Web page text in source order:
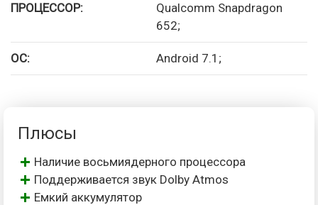
ПРОЦЕССОР:
Qualcomm Snapdragon
652;
ОС: Android 7.1;
Плюсы
Наличие восьмиядерного процессора
Поддерживается звук Dolby Atmos
Емкий аккумулятор